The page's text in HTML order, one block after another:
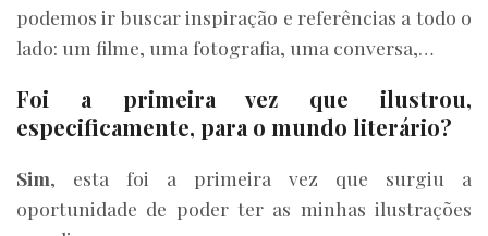
podemos ir buscar inspiração e referências a todo o
lado: um filme, uma fotografia, uma conversa,…
Foi a primeira vez que ilustrou,
especificamente, para o mundo literário?
Sim, esta foi a primeira vez que surgiu a
oportunidade de poder ter as minhas ilustrações